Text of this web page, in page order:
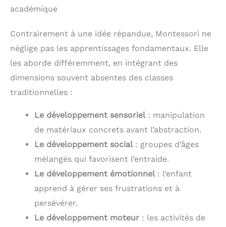
académique
Contrairement à une idée répandue, Montessori ne
néglige pas les apprentissages fondamentaux. Elle
les aborde différemment, en intégrant des
dimensions souvent absentes des classes
traditionnelles :
Le développement sensoriel: manipulation
de matériaux concrets avant l’abstraction.
Le développement social: groupes d’âges
mélangés qui favorisent l’entraide.
Le développement émotionnel: l’enfant
apprend à gérer ses frustrations et à
persévérer.
Le développement moteur : les activités de